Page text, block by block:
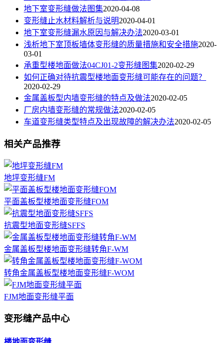
地下室变形缝做法图集2020-04-08
变形缝止水材料解析与说明2020-04-01
地下室变形缝漏水原因与解决办法2020-03-01
浅析地下室顶板墙体变形缝的质量措施和安全措施2020-
03-01
承重型楼地面做法04CJ01-2变形缝图集2020-02-29
如何正确对待抗震型楼地面变形缝可能存在的问题？
2020-02-29
金属盖板型内墙变形缝的特点及做法2020-02-05
厂房内墙变形缝的常规做法2020-02-05
车道变形缝类型特点及出现故障的解决办法2020-02-05
相关产品推荐
地坪变形缝FM
平面盖板型楼地面变形缝FOM
抗震型地面变形缝SFFS
金属盖板型楼地面变形缝转角F-WM
转角金属盖板型楼地面变形缝F-WOM
FJM地面变形缝平面
变形缝产品中心